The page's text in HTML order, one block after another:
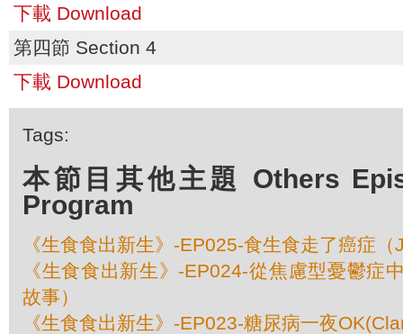
下載 Download
第四節 Section 4
下載 Download
Tags:
本節目其他主題 Others
Program
《生食食出新生》-EP025-食生食走了癌症
《生食食出新生》-EP024-從焦慮型憂鬱症
故事）
《生食食出新生》-EP023-糖尿病一夜